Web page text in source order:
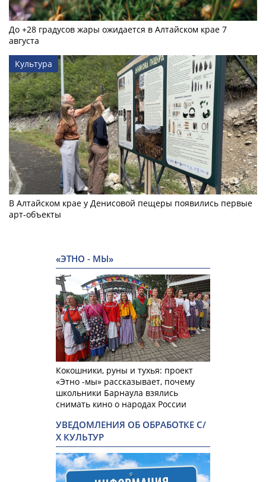
До +28 градусов жары ожидается в Алтайском крае 7
августа
Культура
В Алтайском крае у Денисовой пещеры появились первые
арт-объекты
«ЭТНО - МЫ»
Кокошники, руны и тухья: проект
«Этно -мы» рассказывает, почему
школьники Барнаула взялись
снимать кино о народах России
УВЕДОМЛЕНИЯ ОБ ОБРАБОТКЕ С/
Х КУЛЬТУР